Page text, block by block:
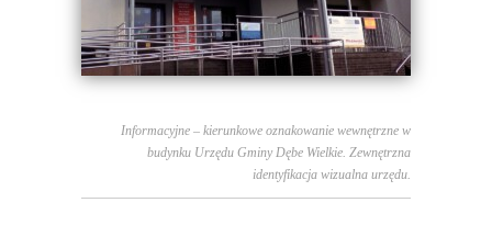
Informacyjne – kierunkowe oznakowanie wewnętrzne w
budynku Urzędu Gminy Dębe Wielkie. Zewnętrzna
identyfikacja wizualna urzędu.